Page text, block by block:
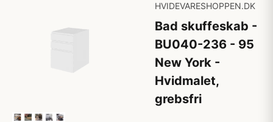
HVIDEVARESHOPPEN.DK
Bad skuffeskab -
BU040-236 - 95
New York -
Hvidmalet,
grebsfri